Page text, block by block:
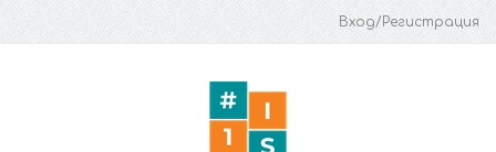
Вход/Регистрация